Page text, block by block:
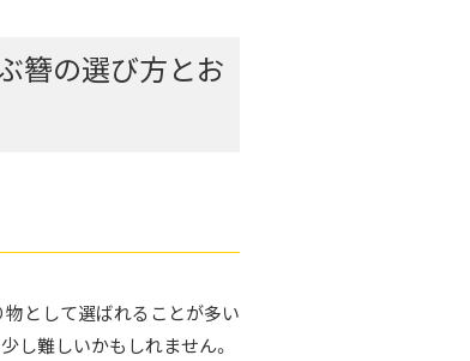
簪の選び方とお
物として選ばれることが多い
し難しいかもしれません。